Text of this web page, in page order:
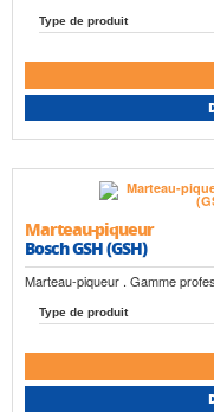
Type de produit
Marteau-piqueur
Bosch GSH (GSH)
Marteau-piqueur . Gamme
Type de produit